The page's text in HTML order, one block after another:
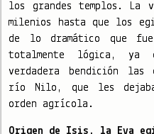
los grandes templos. La
milenios hasta que los
de lo dramático que
totalmente lógica, ya
verdadera bendición las
río Nilo, que les
orden agrícola.
Origen de Isis, la Eva